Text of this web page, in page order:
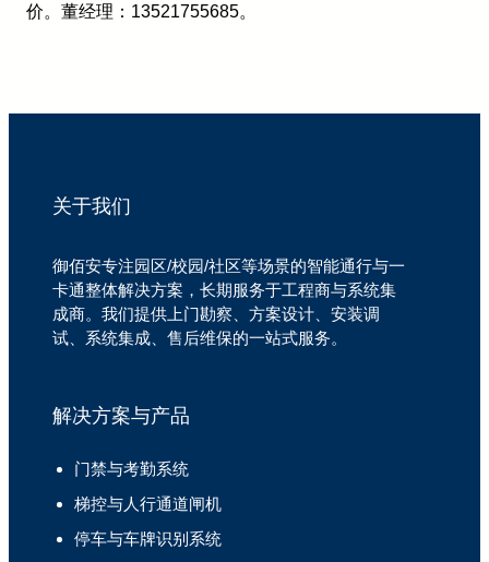
价。董经理：13521755685。
关于我们
御佰安专注园区/校园/社区等场景的智能通行与一
卡通整体解决方案，长期服务于工程商与系统集
成商。我们提供上门勘察、方案设计、安装调
试、系统集成、售后维保的一站式服务。
解决方案与产品
门禁与考勤系统
梯控与人行通道闸机
停车与车牌识别系统